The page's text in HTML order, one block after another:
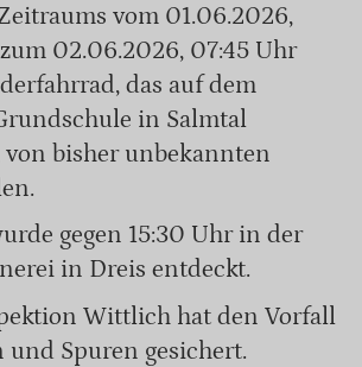
vom 01.06.2026,
02.06.2026, 07:45 Uhr
das auf dem
in Salmtal
von bisher unbekannten
gegen 15:30 Uhr in der
in Dreis entdeckt.
Wittlich hat den Vorfall
und Spuren gesichert.